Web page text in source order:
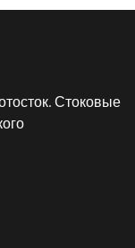
Стоковые